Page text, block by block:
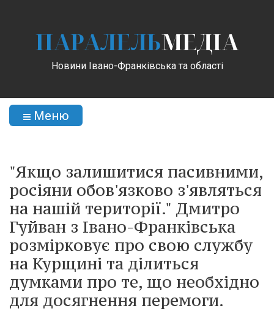
ПАРАЛЕЛЬМЕДІА
Новини Івано-Франківська та області
Меню
"Якщо залишитися пасивними,
росіяни обов'язково з'являться
на нашій території." Дмитро
Гуйван з Івано-Франківська
розмірковує про свою службу
на Курщині та ділиться
думками про те, що необхідно
для досягнення перемоги.